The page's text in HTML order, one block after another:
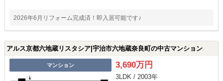
2026年6月リフォーム完成済！即入居可能です♪
アルス京都六地蔵リスタシア|宇治市六地蔵奈良町の中古マンション
マンション 3,690万円
3LDK / 2003年